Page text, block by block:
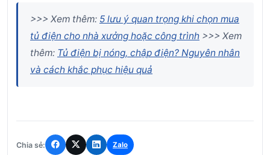
>>> Xem thêm: 5 lưu ý quan trọng khi chọn mua
tủ điện cho nhà xưởng hoặc công trình >>> Xem
thêm: Tủ điện bị nóng, chập điện? Nguyên nhân
và cách khắc phục hiệu quả
Chia sẻ: Zalo